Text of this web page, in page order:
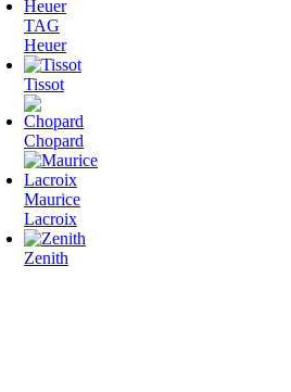
TAG
Heuer
Tissot
Chopard
Maurice
Lacroix
Zenith